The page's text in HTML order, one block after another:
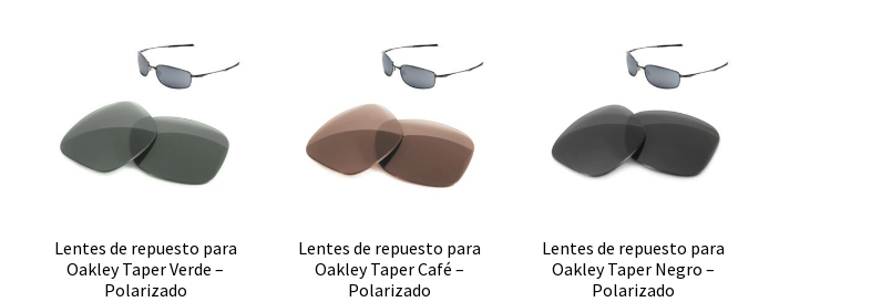
Lentes de repuesto para
Oakley Taper Verde –
Polarizado
Lentes de repuesto para
Oakley Taper Café –
Polarizado
Lentes de repuesto para
Oakley Taper Negro –
Polarizado